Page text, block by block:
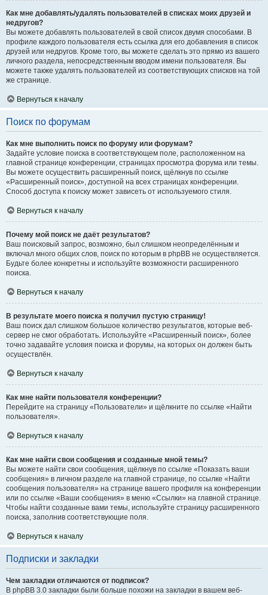
Как мне добавлять/удалять пользователей в списках моих друзей и
недругов?
Вы можете добавлять пользователей в свой список двумя способами. В
профиле каждого пользователя есть ссылка для его добавления в список
друзей или недругов. Кроме того, вы можете сделать это прямо из вашего
личного раздела, непосредственным вводом имени пользователя. Вы
можете также удалять пользователей из соответствующих списков на той
же странице.
Вернуться к началу
Поиск по форумам
Как мне выполнить поиск по форуму или форумам?
Задайте условие поиска в соответствующем поле, расположенном на
главной странице конференции, страницах просмотра форума или темы.
Вы можете осуществить расширенный поиск, щёлкнув по ссылке
«Расширенный поиск», доступной на всех страницах конференции.
Способ доступа к поиску может зависеть от используемого стиля.
Вернуться к началу
Почему мой поиск не даёт результатов?
Ваш поисковый запрос, возможно, был слишком неопределённым и
включал много общих слов, поиск по которым в phpBB не осуществляется.
Будьте более конкретны и используйте возможности расширенного
поиска.
Вернуться к началу
В результате моего поиска я получил пустую страницу!
Ваш поиск дал слишком большое количество результатов, которые веб-
сервер не смог обработать. Используйте «Расширенный поиск», более
точно задавайте условия поиска и форумы, на которых он должен быть
осуществлён.
Вернуться к началу
Как мне найти пользователя конференции?
Перейдите на страницу «Пользователи» и щёлкните по ссылке «Найти
пользователя».
Вернуться к началу
Как мне найти свои сообщения и созданные мной темы?
Вы можете найти свои сообщения, щёлкнув по ссылке «Показать ваши
сообщения» в личном разделе на главной странице, по ссылке «Найти
сообщения пользователя» на странице вашего профиля на конференции
или по ссылке «Ваши сообщения» в меню «Ссылки» на главной странице.
Чтобы найти созданные вами темы, используйте страницу расширенного
поиска, заполнив соответствующие поля.
Вернуться к началу
Подписки и закладки
Чем закладки отличаются от подписок?
В phpBB 3.0 закладки были больше похожи на закладки в вашем веб-